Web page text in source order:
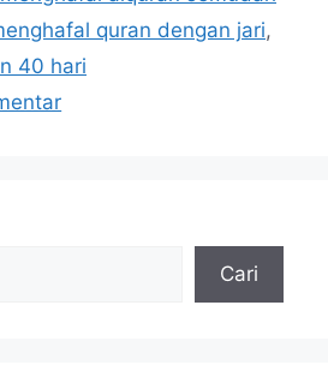
quran dengan jari,
40 hari
Cari